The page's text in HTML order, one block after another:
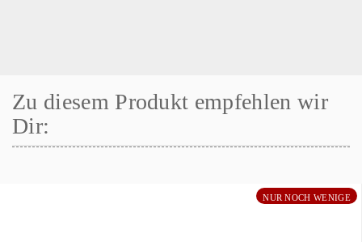
Zu diesem Produkt empfehlen wir
Dir:
NUR NOCH WENIGE